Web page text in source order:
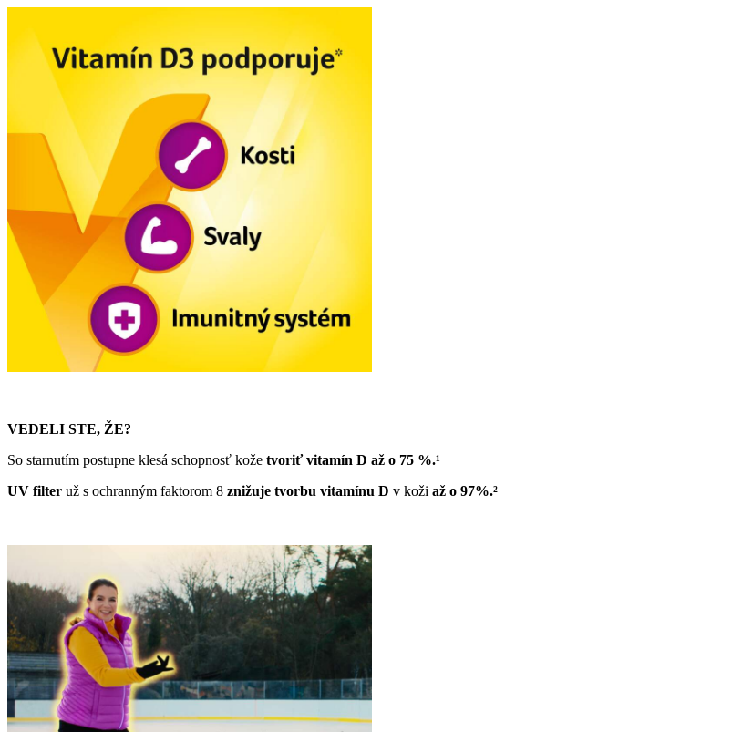
VEDELI STE, ŽE?
So starnutím postupne klesá schopnosť kože tvoriť vitamín D až o 75 %.¹
UV filter už s ochranným faktorom 8 znižuje tvorbu vitamínu D v koži až o 97%.²